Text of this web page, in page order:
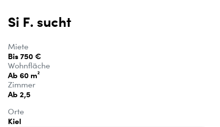
Si F. sucht
Miete
Bis 750 €
Wohnfläche
Ab 60 m²
Zimmer
Ab 2,5
Orte
Kiel